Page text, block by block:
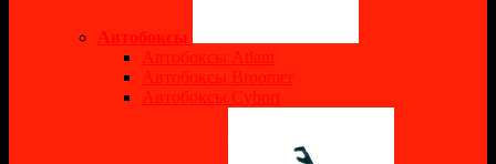
Автобоксы
Автобоксы Atlant
Автобоксы Broomer
Автобоксы Cybort